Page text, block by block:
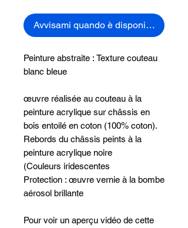
Avvisami quando è disponibile
Peinture abstraite : Texture couteau
blanc bleue
œuvre réalisée au couteau à la
peinture acrylique sur châssis en
bois entoilé en coton (100% coton).
Rebords du châssis peints à la
peinture acrylique noire
(Couleurs iridescentes
Protection : œuvre vernie à la bombe
aérosol brillante
Pour voir un aperçu vidéo de cette